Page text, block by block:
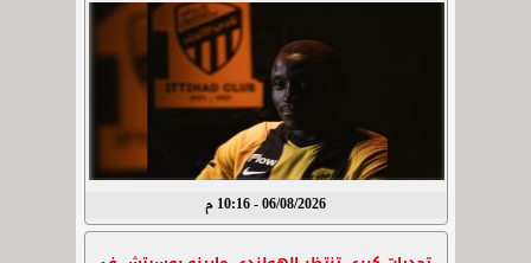
06/08/2026 - 10:16 م